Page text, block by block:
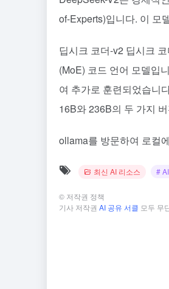
of-Experts)입니다. 이 모
딥시크 코더-v2 딥시크
(MoE) 코드 언어 모델입
여 추가로 훈련되었습니
16B와 236B의 두 가지
ollama를 방문하여 로컬
최신 AI 리소스 #
© 저작권 정책
기사 저작권 AI 공유 서클 모두 무